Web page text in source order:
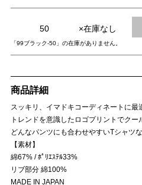
50 ×在庫なし
「99ブラック-50」の在庫がありません。
商品詳細
スッキリ、イマドキコーディネートに最
トレンドを意識したロゴプリントでクー
どんなパンツにも合わせやすいTシャツ
【素材】
綿67% / ﾎﾟﾘｴｽﾃﾙ33%
リブ部分 綿100%
MADE IN JAPAN